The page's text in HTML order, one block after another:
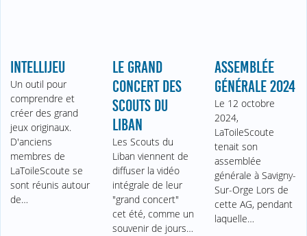
INTELLIJEU
Un outil pour
comprendre et
créer des grand
jeux originaux.
D'anciens
membres de
LaToileScoute se
sont réunis autour
de…
LE GRAND
CONCERT DES
SCOUTS DU
LIBAN
Les Scouts du
Liban viennent de
diffuser la vidéo
intégrale de leur
"grand concert"
cet été, comme un
souvenir de jours…
ASSEMBLÉE
GÉNÉRALE 2024
Le 12 octobre
2024,
LaToileScoute
tenait son
assemblée
générale à Savigny-
Sur-Orge Lors de
cette AG, pendant
laquelle…